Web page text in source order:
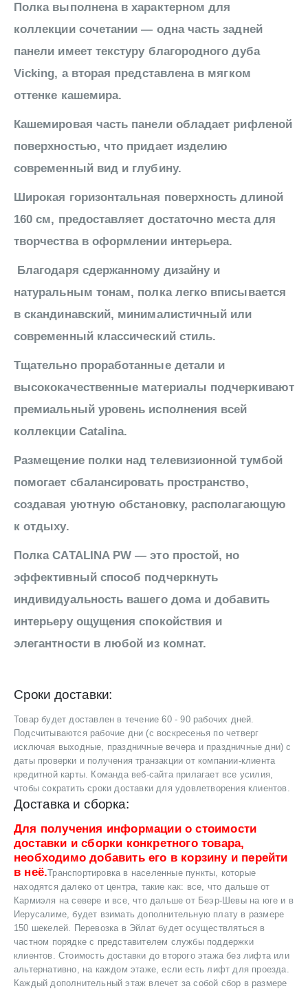
Полка выполнена в характерном для
коллекции сочетании — одна часть задней
панели имеет текстуру благородного дуба
Vicking, а вторая представлена в мягком
оттенке кашемира.
Кашемировая часть панели обладает рифленой
поверхностью, что придает изделию
современный вид и глубину.
Широкая горизонтальная поверхность длиной
160 см, предоставляет достаточно места для
творчества в оформлении интерьера.
Благодаря сдержанному дизайну и
натуральным тонам, полка легко вписывается
в скандинавский, минималистичный или
современный классический стиль.
Тщательно проработанные детали и
высококачественные материалы подчеркивают
премиальный уровень исполнения всей
коллекции Catalina.
Размещение полки над телевизионной тумбой
помогает сбалансировать пространство,
создавая уютную обстановку, располагающую
к отдыху.
Полка CATALINA PW — это простой, но
эффективный способ подчеркнуть
индивидуальность вашего дома и добавить
интерьеру ощущения спокойствия и
элегантности в любой из комнат.
Сроки доставки:
Товар будет доставлен в течение 60 - 90 рабочих дней.
Подсчитываются рабочие дни (с воскресенья по четверг
исключая выходные, праздничные вечера и праздничные дни) с
даты проверки и получения транзакции от компании-клиента
кредитной карты. Команда веб-сайта прилагает все усилия,
чтобы сократить сроки доставки для удовлетворения клиентов.
Доставка и сборка:
Для получения информации о стоимости
доставки и сборки конкретного товара,
необходимо добавить его в корзину и перейти
в неё.Транспортировка в населенные пункты, которые
находятся далеко от центра, такие как: все, что дальше от
Кармиэля на севере и все, что дальше от Беэр-Шевы на юге и в
Иерусалиме, будет взимать дополнительную плату в размере
150 шекелей. Перевозка в Эйлат будет осуществляться в
частном порядке с представителем службы поддержки
клиентов. Стоимость доставки до второго этажа без лифта или
альтернативно, на каждом этаже, если есть лифт для проезда.
Каждый дополнительный этаж влечет за собой сбор в размере